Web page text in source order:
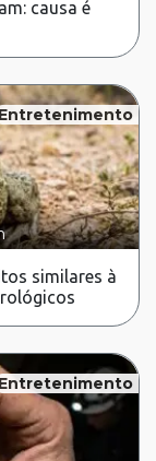
causa é
Entretenimento
similares à
Entretenimento